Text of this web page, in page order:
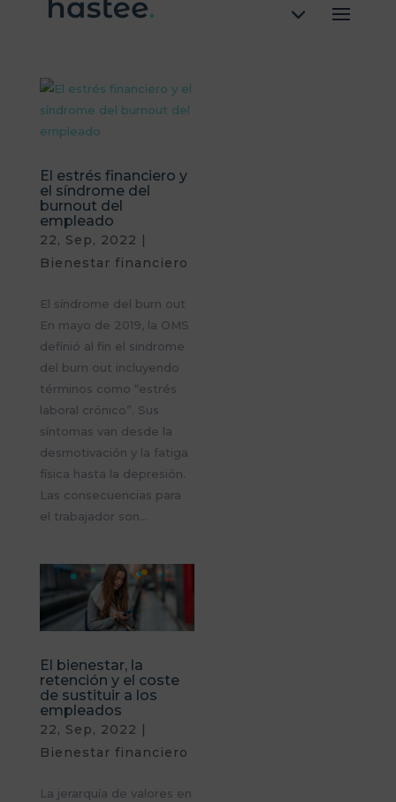
El estrés financiero y
el síndrome del
burnout del
empleado
22, Sep, 2022 |
Bienestar financiero
El síndrome del burn out
En mayo de 2019, la OMS
definió al fin el sindrome
del burn out incluyendo
términos como “estrés
laboral crónico”. Sus
síntomas van desde la
desmotivación y la fatiga
física hasta la depresión.
Las consecuencias para
el trabajador son...
El bienestar, la
retención y el coste
de sustituir a los
empleados
22, Sep, 2022
Bienestar financiero
La jerarquía de valores en